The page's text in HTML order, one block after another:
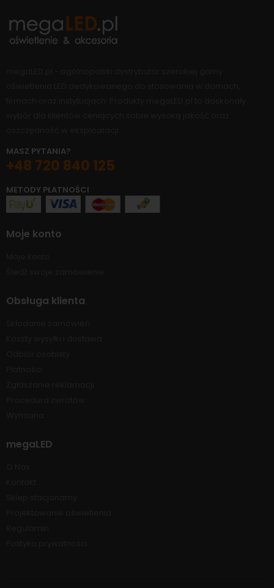
MASZ PYTANIA?
+48 720 840 125
METODY PŁATNOŚCI
Moje konto
Obsługa klienta
megaLED